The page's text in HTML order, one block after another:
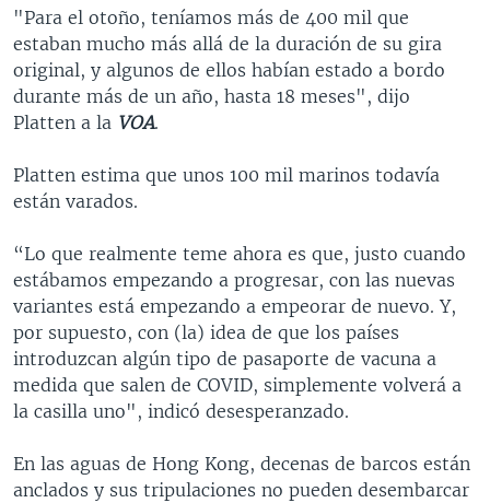
"Para el otoño, teníamos más de 400 mil que
estaban mucho más allá de la duración de su gira
original, y algunos de ellos habían estado a bordo
durante más de un año, hasta 18 meses", dijo
Platten a la VOA.
Platten estima que unos 100 mil marinos todavía
están varados.
“Lo que realmente teme ahora es que, justo cuando
estábamos empezando a progresar, con las nuevas
variantes está empezando a empeorar de nuevo. Y,
por supuesto, con (la) idea de que los países
introduzcan algún tipo de pasaporte de vacuna a
medida que salen de COVID, simplemente volverá a
la casilla uno", indicó desesperanzado.
En las aguas de Hong Kong, decenas de barcos están
anclados y sus tripulaciones no pueden desembarcar